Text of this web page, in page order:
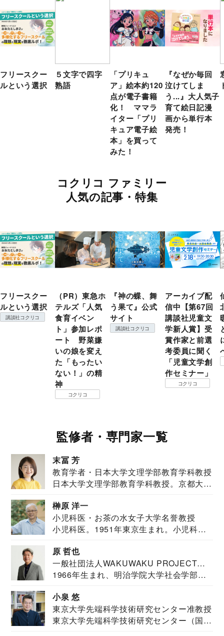
フリースクー
ルという選択
５文字で四字
熟語
「プリキュ
ア」絵本約120
点が電子書籍
化！ ママラ
イター「プリ
キュア電子絵
本」を買って
みた！
『なぜか毎回
泣けてしま
う...』大人気子
育て絵日記漫
画から単行本
発売！
コクリコ ファミリー
人気の記事・特集
フリースクー
ルという選択
講談社コクリコ
（PR）東急ホ
テルズ「人気
食育イベン
ト」参加レポ
ート 野菜嫌
いの娘を変え
た「もったい
ない！」の精
神
コクリコ
『神の蝶、舞
う果て』公式
サイト
講談社コクリコ
アーカイブ配
信中【第67回
講談社児童文
学新人賞】受
賞作家と前選
考委員に聞く
「児童文学創
作セミナー」
コクリコ
監修者・専門家一覧
末冨 芳
教育学者・日本大学文理学部教育学科教授
日本大学文理学部教育学科教授。京都大学
榊原 洋一
小児科医・お茶の水女子大学名誉教授
小児科医。1951年東京生まれ。小児科
原 哲也
一般社団法人WAKUWAKU PROJECT
JAPAN代表・言語聴覚士・社会福祉士
1966年生まれ、明治学院大学社会学部福
小泉 悠
東京大学先端科学技術研究センター准教授
東京大学先端科学技術研究センター（国際